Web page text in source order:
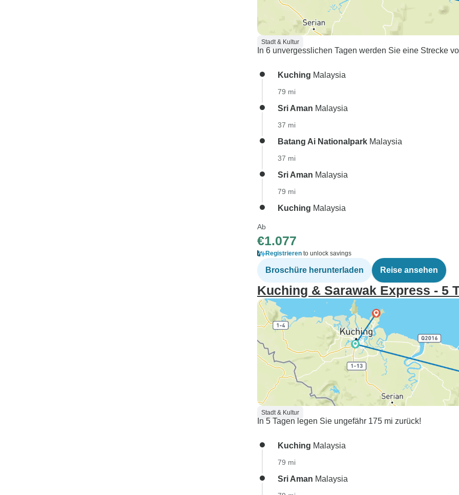
Stadt & Kultur
In 6 unvergesslichen Tagen werden Sie eine Strecke
Kuching Malaysia
79 mi
Sri Aman Malaysia
37 mi
Batang Ai Nationalpark Malaysia
37 mi
Sri Aman Malaysia
79 mi
Kuching Malaysia
Ab
€1.077
Registrieren to unlock savings
Broschüre herunterladen Reise ansehen
Kuching & Sarawak Express - 5
Stadt & Kultur
In 5 Tagen legen Sie ungefähr 175 mi zurück!
Kuching Malaysia
79 mi
Sri Aman Malaysia